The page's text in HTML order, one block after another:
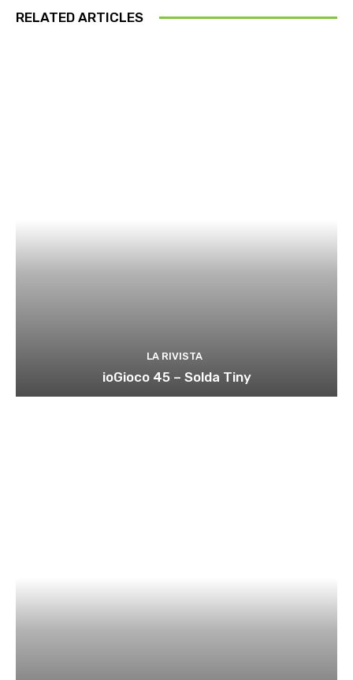
RELATED ARTICLES
LA RIVISTA
ioGioco 45 – Solda Tiny